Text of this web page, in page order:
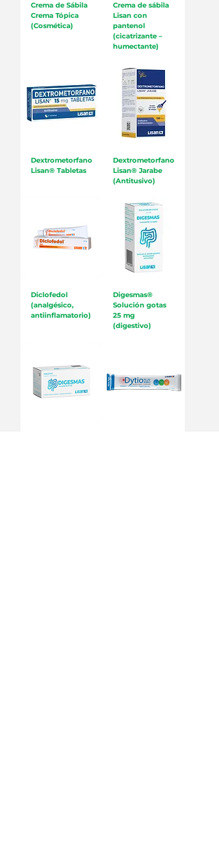
Crema de Sábila
Crema Tópica
(Cosmética)
Crema de sábila
Lisan con
pantenol
(cicatrizante –
humectante)
Dextrometorfano
Lisan® Tabletas
Dextrometorfano
Lisan® Jarabe
(Antitusivo)
Diclofedol
(analgésico,
antiinflamatorio)
Digesmas®
Solución gotas
25 mg
(digestivo)